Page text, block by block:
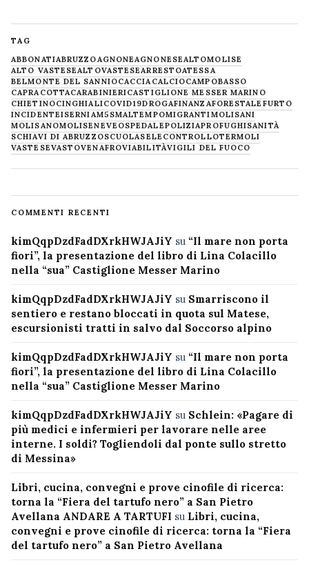
TAG
ABBONATIABRUZZOAGNONEAGNONESEALTOMOLISE
ALTO VASTESEALTOVASTESEARRESTOATESSA
BELMONTE DEL SANNIOCACCIACALCIOCAMPOBASSO
CAPRACOTTACARABINIERICASTIGLIONE MESSER MARINO
CHIETINOCINGHIALICOVID19DROGAFINANZAFORESTALE FURTO
INCIDENTEISERNIAM5SMALTEMPOMIGRANTIMOLISANI
MOLISANOMOLISENEVE OSPEDALEPOLIZIAPROFUGHISANITÀ
SCHIAVI DI ABRUZZOSCUOLASELECONTROLLOTERMOLI
VASTESEVASTOVENAFROVIABILITÀVIGILI DEL FUOCO
COMMENTI RECENTI
kimQqpDzdFadDXrkHWJAJiY su “Il mare non porta
fiori”, la presentazione del libro di Lina Colacillo
nella “sua” Castiglione Messer Marino
kimQqpDzdFadDXrkHWJAJiY su Smarriscono il
sentiero e restano bloccati in quota sul Matese,
escursionisti tratti in salvo dal Soccorso alpino
kimQqpDzdFadDXrkHWJAJiY su “Il mare non porta
fiori”, la presentazione del libro di Lina Colacillo
nella “sua” Castiglione Messer Marino
kimQqpDzdFadDXrkHWJAJiY su Schlein: «Pagare di
più medici e infermieri per lavorare nelle aree
interne. I soldi? Togliendoli dal ponte sullo stretto
di Messina»
Libri, cucina, convegni e prove cinofile di ricerca:
torna la “Fiera del tartufo nero” a San Pietro
Avellana ANDARE A TARTUFI su Libri, cucina,
convegni e prove cinofile di ricerca: torna la “Fiera
del tartufo nero” a San Pietro Avellana